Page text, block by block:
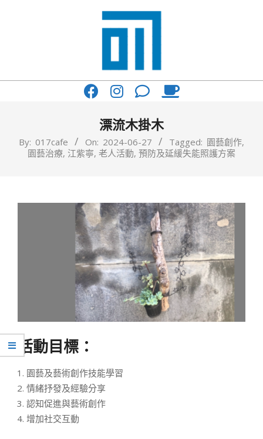
017
你
一
咖
漂流木掛木
By: 017cafe On: 2024-06-27 Tagged: 園藝創作,
園藝治療, 江紫寧, 老人活動, 預防及延緩失能照護方案
活動目標：
園藝及藝術創作技能學習
情緒抒發及經驗分享
認知促進與藝術創作
增加社交互動